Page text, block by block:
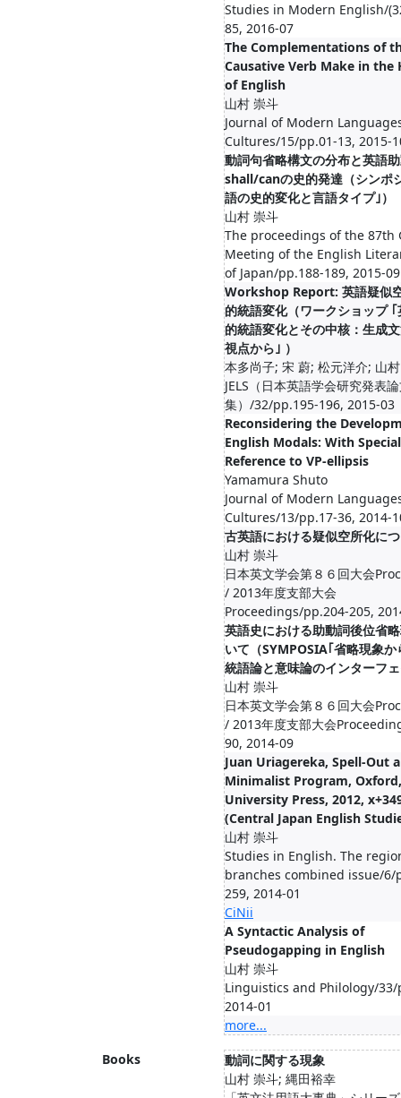
Studies in Modern English/
85, 2016-07
The Complementations of
Causative Verb Make in the
of English
山村 崇斗
Journal of Modern
Cultures/15/pp.01-13, 2015-
動詞句省略構文の分布と英語
shall/canの史的発達（シンポ
語の史的変化と言語タイプ｣）
山村 崇斗
The proceedings of the 87th
Meeting of the English
of Japan/pp.188-189, 2015-09
Workshop Report: 英語疑似
的統語変化（ワークショップ
的統語変化とその中核：生成
視点から｣ ）
本多尚子; 宋 蔚; 松元洋介; 山
JELS（日本英語学会研究発表
集）/32/pp.195-196, 2015-03
Reconsidering the
English Modals: With Special
Reference to VP-ellipsis
Yamamura Shuto
Journal of Modern
Cultures/13/pp.17-36, 2014-
古英語における疑似空所化に
山村 崇斗
日本英文学会第８６回大会
/ 2013年度支部大会
Proceedings/pp.204-205,
英語史における助動詞後位省
いて（SYMPOSIA｢省略現象か
統語論と意味論のインターフ
山村 崇斗
日本英文学会第８６回大会
/ 2013年度支部大会
90, 2014-09
Juan Uriagereka, Spell-Out
Minimalist Program,
University Press, 2012,
(Central Japan English
山村 崇斗
Studies in English. The
branches combined issue/6/
259, 2014-01
CiNii
A Syntactic Analysis of
Pseudogapping in English
山村 崇斗
Linguistics and Philology/33/
2014-01
more...
Books
動詞に関する現象
山村 崇斗; 縄田裕幸